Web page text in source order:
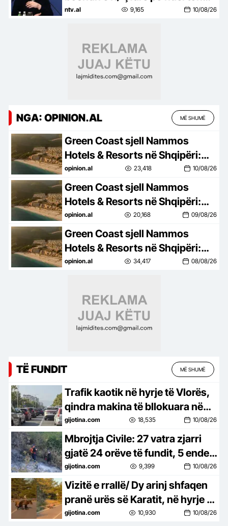
trekëndëshi Shqipëri, Kosovë,
ntv.al 9,165 10/08/26
NGA: OPINION.AL MË SHUMË
Green Coast sjell Nammos
Hotels & Resorts në Shqipëri:
Destinacion i ri lifestyle
opinion.al 23,418 10/08/26
Green Coast sjell Nammos
Hotels & Resorts në Shqipëri:
Destinacion i ri lifestyle
opinion.al 20,168 09/08/26
Green Coast sjell Nammos
Hotels & Resorts në Shqipëri:
Destinacion i ri lifestyle
opinion.al 34,417 08/08/26
TË FUNDIT MË SHUMË
Trafik kaotik në hyrje të Vlorës,
qindra makina të bllokuara në
kulmin e sezonit turistik
gijotina.com 18,535 10/08/26
Mbrojtja Civile: 27 vatra zjarri
gjatë 24 orëve të fundit, 5 ende
aktive
gijotina.com 9,399 10/08/26
Vizitë e rrallë/ Dy arinj shfaqen
pranë urës së Karatit, në hyrje të
Pukës
gijotina.com 10,930 10/08/26